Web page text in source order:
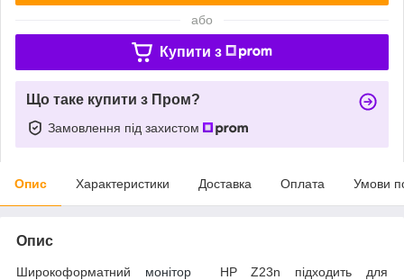
або
Купити з
Що таке купити з Пром?
Замовлення під захистом
Опис Характеристики Доставка Оплата Умови
Опис
Широкоформатний моніторHP Z23n підходить для